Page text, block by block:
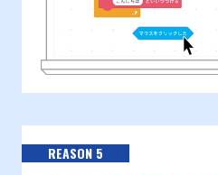
REASON 5